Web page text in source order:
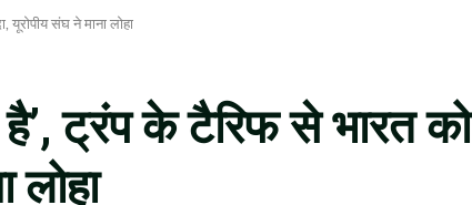
यूरोपीय संघ ने माना लोहा
है’, ट्रंप के टैरिफ से भारत को
लोहा